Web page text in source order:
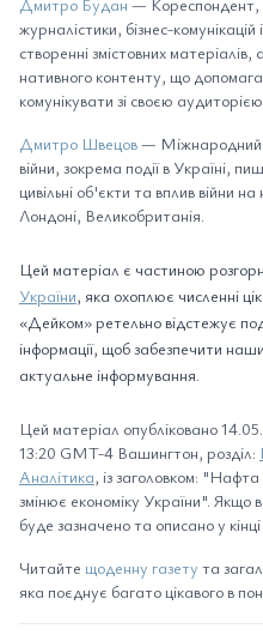
журналістики, бізнес-комунікацій
створенні змістовних матеріалів,
нативного контенту, що
комунікувати зі своєю
Дмитро Швецов— Міжнародний
війни, зокрема події в Україні,
цивільні об'єкти та вплив війни
Лондоні, Великобританія.
Цей матеріал є частиною
України, яка охоплює численні
«Дейком» ретельно відстежує
інформації, щоб забезпечити
актуальне інформування.
Цей матеріал опубліковано
13:20 GMT-4 Вашингтон, розділ:
Аналітика, із заголовком: "Нафта
змінює економіку України". Якщо в
буде зазначено та описано у кінці
Читайте щоденну газету та
яка поєднує багато цікавого в